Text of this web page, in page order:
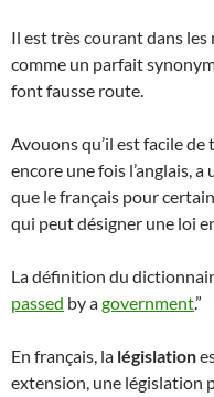
Il est très courant dans les
comme un parfait
font fausse route.
Avouons qu’il est facile
encore une fois l’anglais,
que le français pour
qui peut désigner une loi
La définition du
passed by agovernment.”
En français, la législation
extension, une législation